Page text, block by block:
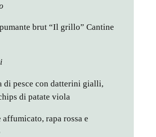
brut “Il grillo” Cantine
di pesce con datterini gialli,
di patate viola
affumicato, rapa rossa e